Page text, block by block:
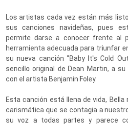
Los artistas cada vez están más
sus canciones navideñas, pues
permite darse a conocer frente al
herramienta adecuada para triunfar
su nueva canción "Baby It's Cold
sencillo original de Dean Martin, a
con el artista Benjamin Foley.
Esta canción está llena de vida,
carismática que se contagia a
su voz a todas partes y parece